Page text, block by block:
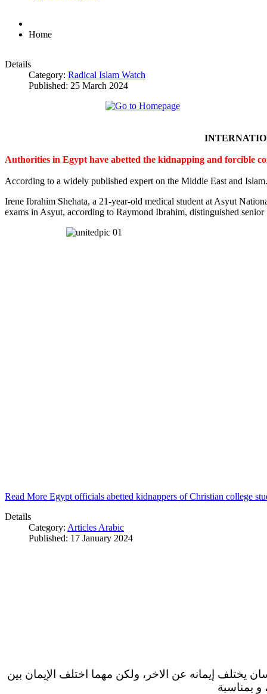
Home
Details
Category: Radical Islam Watch
Published: 25 March 2024
Authorities in Egypt have abetted the kidnapping and forcible
According to a widely published expert on the Middle East and Islam.
Irene Ibrahim Shehata, a 21-year-old medical student at Asyut
exams in Asyut, according to Raymond Ibrahim, distinguished
Read More Egypt officials abetted kidnappers of Christian college
Details
Category: Articles Arabic
Published: 17 January 2024
يختلف إيمانه عن الاخر، ولكن مهما اختلف الإيمان بين
و بمناسبة